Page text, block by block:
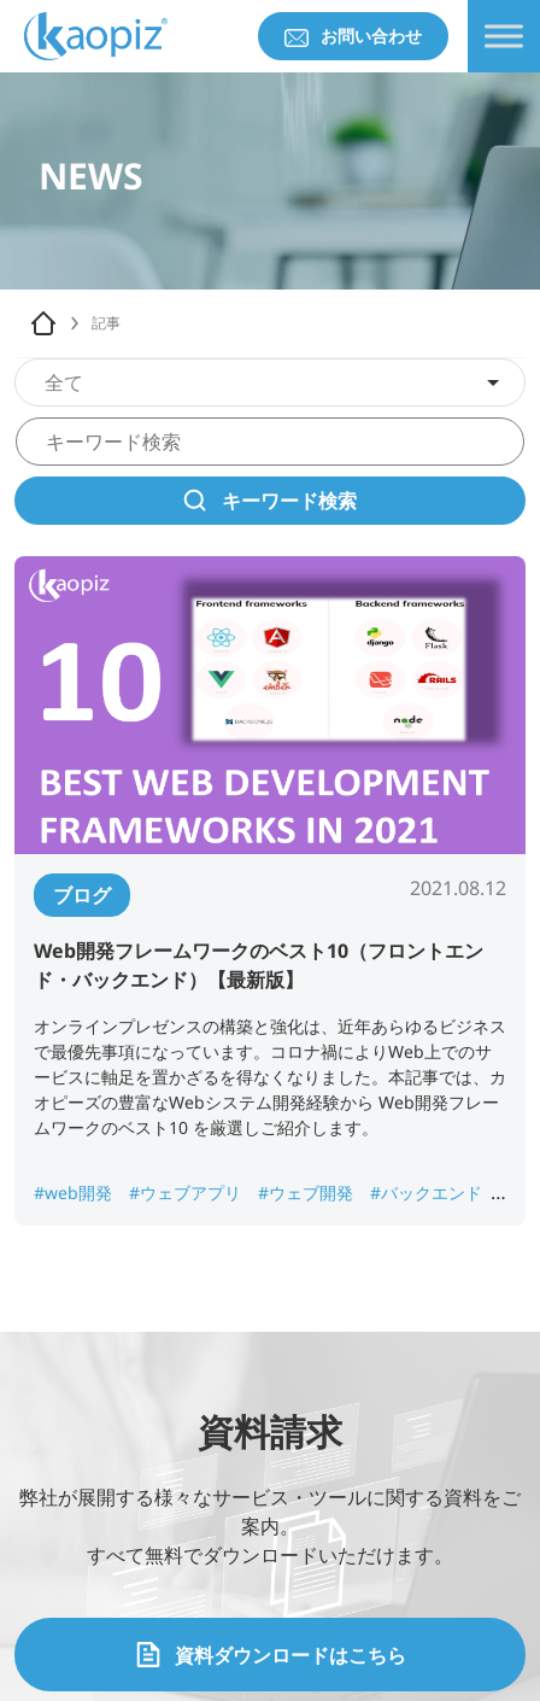
お問い合わせ
NEWS
記事
全て
キーワード検索
ブログ 2021.08.12
Web開発フレームワークのベスト10（フロントエン
ド・バックエンド）【最新版】
オンラインプレゼンスの構築と強化は、近年あらゆるビジネス
で最優先事項になっています。コロナ禍によりWeb上でのサ
ービスに軸足を置かざるを得なくなりました。本記事では、カ
オピーズの豊富なWebシステム開発経験から Web開発フレー
ムワークのベスト10 を厳選しご紹介します。
#web開発 #ウェブアプリ #ウェブ開発
#バックエンド
資料請求
弊社が展開する様々なサービス・ツールに関する資料をご
案内。
すべて無料でダウンロードいただけます。
資料ダウンロードはこちら